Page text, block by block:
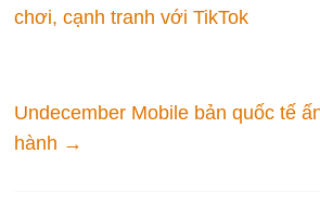
chơi, cạnh tranh với TikTok
Undecember Mobile bản quốc tế
hành →